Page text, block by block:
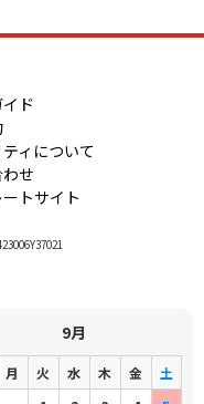
ド
ィについて
せ
トサイト
9月
月 火 水 木 金
土